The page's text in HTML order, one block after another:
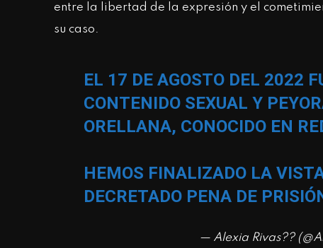
entre la libertad de la expresión y el
su caso.
EL 17 DE AGOSTO DEL 2022
CONTENIDO SEXUAL Y
ORELLANA, CONOCIDO EN
HEMOS FINALIZADO LA
DECRETADO PENA DE
— Alexia Rivas??